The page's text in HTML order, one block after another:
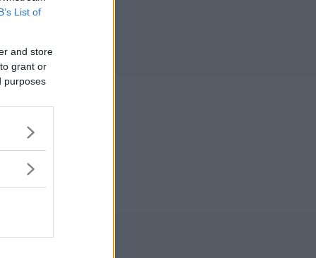
List of
and store
grant or
purposes